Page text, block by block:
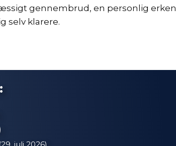
gennembrud, en personlig
selv klarere.